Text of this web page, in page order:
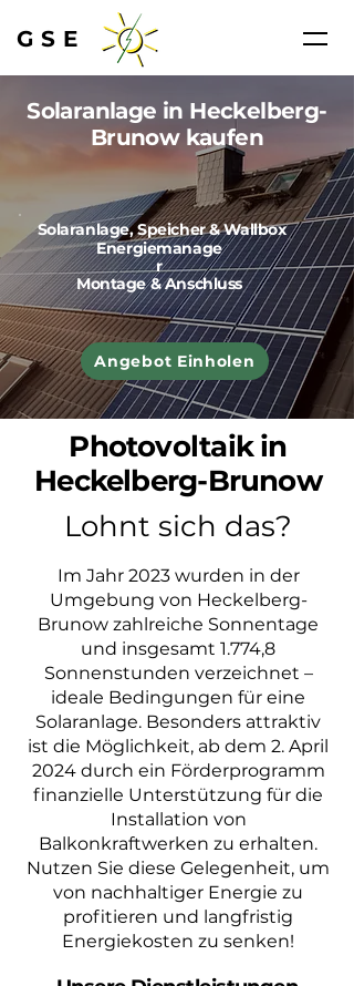
GSE
Solaranlage in Heckelberg-
Brunow kaufen
Solaranlage, Speicher & Wallbox
Energiemanage
r
Montage & Anschluss
Angebot Einholen
Photovoltaik in
Heckelberg-Brunow
Lohnt sich das?
Im Jahr 2023 wurden in der
Umgebung von Heckelberg-
Brunow zahlreiche Sonnentage
und insgesamt 1.774,8
Sonnenstunden verzeichnet –
ideale Bedingungen für eine
Solaranlage. Besonders attraktiv
ist die Möglichkeit, ab dem 2. April
2024 durch ein Förderprogramm
finanzielle Unterstützung für die
Installation von
Balkonkraftwerken zu erhalten.
Nutzen Sie diese Gelegenheit, um
von nachhaltiger Energie zu
profitieren und langfristig
Energiekosten zu senken!